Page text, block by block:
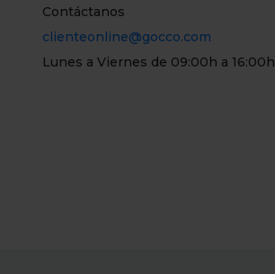
Contáctanos
clienteonline@gocco.com
Lunes a Viernes de 09:00h a 16:00h